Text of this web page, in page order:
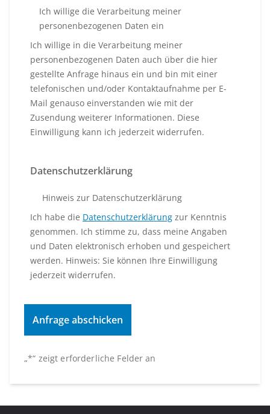
„*“ zeigt erforderliche Felder an
Ich willige die Verarbeitung meiner
personenbezogenen Daten ein
Ich willige in die Verarbeitung meiner
personenbezogenen Daten auch über die hier
gestellte Anfrage hinaus ein und bin mit einer
telefonischen und/oder Kontaktaufnahme per E-
Mail genauso einverstanden wie mit der
Zusendung weiterer Informationen. Diese
Einwilligung kann ich jederzeit widerrufen.
Datenschutzerklärung
Hinweis zur Datenschutzerklärung
Ich habe die Datenschutzerklärung zur Kenntnis
genommen. Ich stimme zu, dass meine Angaben
und Daten elektronisch erhoben und gespeichert
werden. Hinweis: Sie können Ihre Einwilligung
jederzeit widerrufen.